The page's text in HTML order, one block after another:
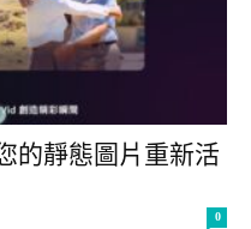
的靜態圖片重新活
0